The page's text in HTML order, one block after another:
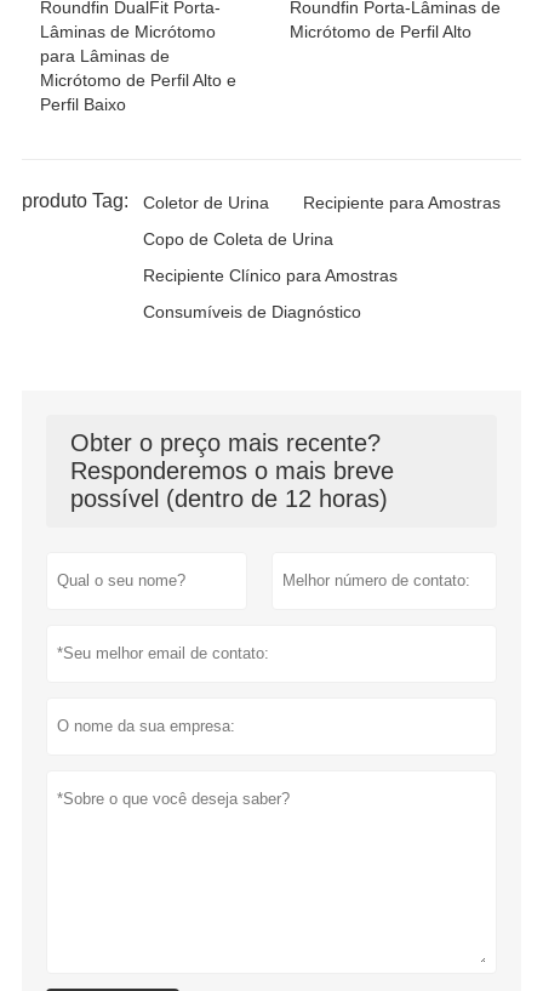
Roundfin DualFit Porta-
Lâminas de Micrótomo
para Lâminas de
Micrótomo de Perfil Alto e
Perfil Baixo
Roundfin Porta-Lâminas de
Micrótomo de Perfil Alto
produto Tag: Coletor de Urina
Recipiente para Amostras
Copo de Coleta de Urina
Recipiente Clínico para Amostras
Consumíveis de Diagnóstico
Obter o preço mais recente?
Responderemos o mais breve
possível (dentro de 12 horas)